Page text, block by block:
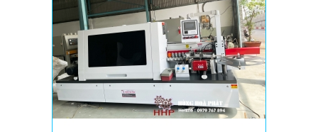
léo, tỉ mỉ, dần được thay thế bằng máy móc hiện đại.
Hình ảnh lao động đứng trét keo, dán chỉ dần thay thế
bằng cácmáy dán cạnh tự động. Không ai có thể phủ
nhận độ hữu dụng của máy bởi:
- Tiết kiệm đến hơn 35% sức lực và thời gian => bắt kịp
tiến độ nhiều đơn hàng.